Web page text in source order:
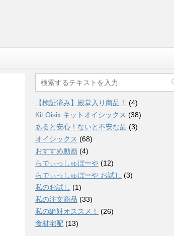
【検証済み】殿堂入り商品！
(4)
Kit Oisix キットオイシックス (38)
あると安心！ないと不安な品 (3)
オイシックス (68)
おすすめ動画 (4)
らでぃっしゅぼーや (12)
らでぃっしゅぼーや お試し (3)
私のお試し (1)
私の注文商品 (33)
私の絶対オススメ！
(26)
食材宅配 (13)